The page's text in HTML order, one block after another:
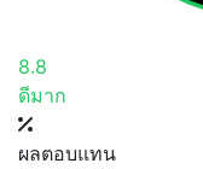
8.8
ดีมาก
ผลตอบแทน